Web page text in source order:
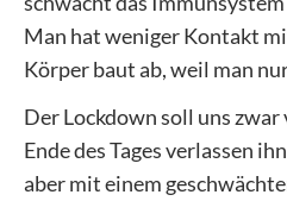
Man hat weniger Kontakt
Körper baut ab, weil man
Der Lockdown soll uns
Ende des Tages verlassen
aber mit einem